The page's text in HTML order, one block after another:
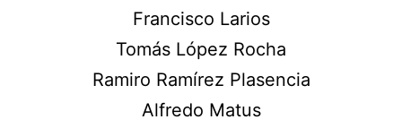
Francisco Larios
Tomás López Rocha
Ramiro Ramírez Plasencia
Alfredo Matus